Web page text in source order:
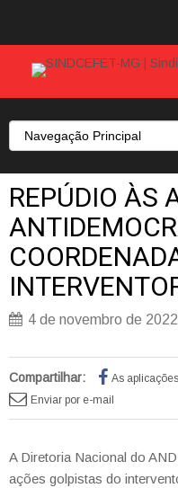
REPÚDIO ÀS
4 de novembro de 2022
Compartilhar: As aplicações
Enviar por e-mail
A Diretoria Nacional do
ações golpistas do